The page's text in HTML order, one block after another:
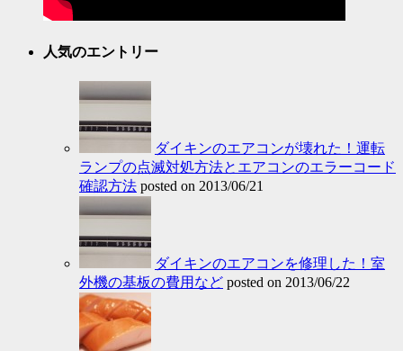
人気のエントリー
ダイキンのエアコンが壊れた！運転
ランプの点滅対処方法とエアコンのエラーコード
確認方法 posted on 2013/06/21
ダイキンのエアコンを修理した！室
外機の基板の費用など posted on 2013/06/22